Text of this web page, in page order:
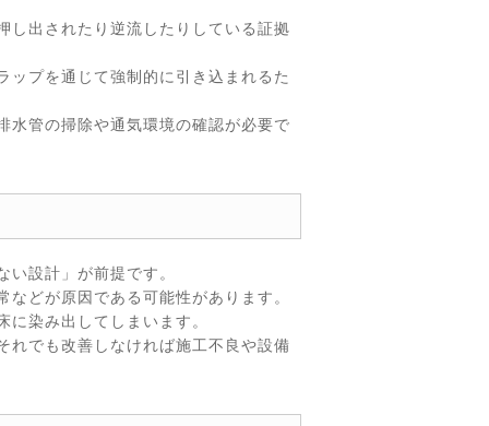
し出されたり逆流したりしている証拠
ップを通じて強制的に引き込まれるた
水管の掃除や通気環境の確認が必要で
設計」が前提です。
どが原因である可能性があります。
染み出してしまいます。
れでも改善しなければ施工不良や設備